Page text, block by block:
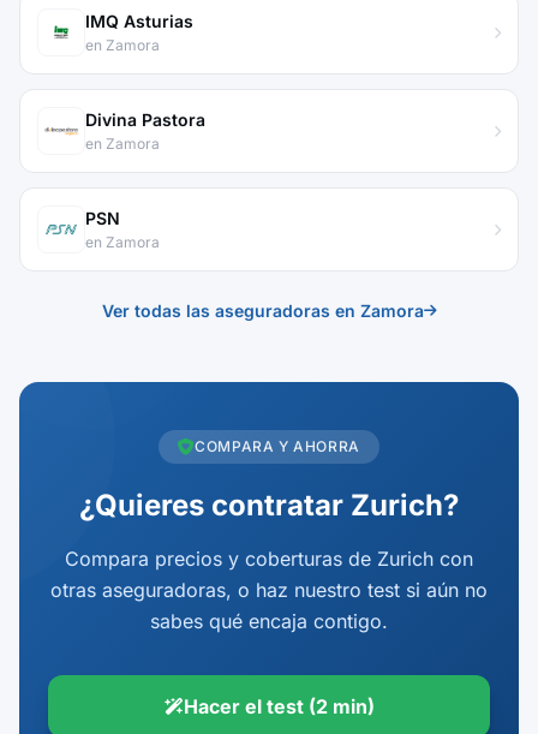
IMQ Asturias
en Zamora
Divina Pastora
en Zamora
PSN
en Zamora
Ver todas las aseguradoras en Zamora
COMPARA Y AHORRA
¿Quieres contratar Zurich?
Compara precios y coberturas de Zurich con
otras aseguradoras, o haz nuestro test si aún no
sabes qué encaja contigo.
Hacer el test (2 min)